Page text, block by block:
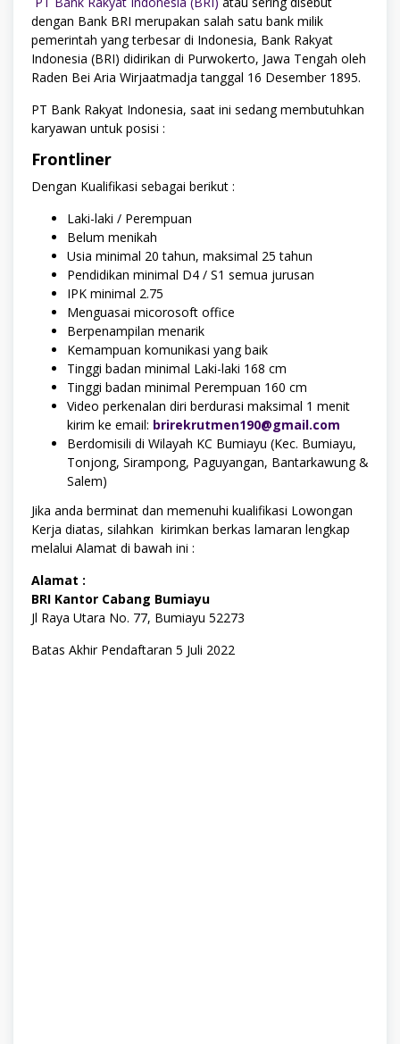
dengan Bank BRI merupakan salah satu bank milik
pemerintah yang terbesar di Indonesia, Bank Rakyat
Indonesia (BRI) didirikan di Purwokerto, Jawa Tengah oleh
Raden Bei Aria Wirjaatmadja tanggal 16 Desember 1895.
PT Bank Rakyat Indonesia, saat ini sedang membutuhkan
karyawan untuk posisi :
Frontliner
Dengan Kualifikasi sebagai berikut :
Laki-laki / Perempuan
Belum menikah
Usia minimal 20 tahun, maksimal 25 tahun
Pendidikan minimal D4 / S1 semua jurusan
IPK minimal 2.75
Menguasai micorosoft office
Berpenampilan menarik
Kemampuan komunikasi yang baik
Tinggi badan minimal Laki-laki 168 cm
Tinggi badan minimal Perempuan 160 cm
Video perkenalan diri berdurasi maksimal 1 menit
kirim ke email: brirekrutmen190@gmail.com
Berdomisili di Wilayah KC Bumiayu (Kec. Bumiayu,
Tonjong, Sirampong, Paguyangan, Bantarkawung &
Salem)
Jika anda berminat dan memenuhi kualifikasi Lowongan
Kerja diatas, silahkan kirimkan berkas lamaran lengkap
melalui Alamat di bawah ini :
Alamat :
BRI Kantor Cabang Bumiayu
Jl Raya Utara No. 77, Bumiayu 52273
Batas Akhir Pendaftaran 5 Juli 2022